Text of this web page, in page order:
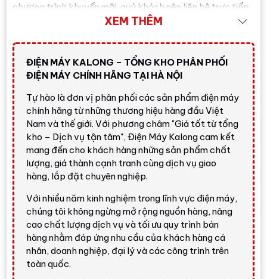
chương trình khuyến mãi, quý khách nên liên hệ trực tiếp
để nhận báo giá mới nhất.
Đánh giá nhanh từ Điện Máy
Kalong
Nhận định nhanh về Toshiba 55Z670RP
Smart Tivi Mini LED Toshiba AI 4K 55 inch
55Z670RPlà lựa chọn đáng cân nhắc nếu bạn
đang tìm một chiếc tivi 55 inch có công nghệ Mini
LED, màu sắc Quantum Dot, tần số quét 144Hz và
mức giá dễ tiếp cận. So với tivi LED phổ thông,
model này nổi bật hơn nhờMini LED,Quantum
Dot Color,Full Array Local Dimming,REGZA
Engine ZRi,AI Picture Optimizer,AI 4K Clarity
Dolby Vision IQ vàFreeSync Premium.
Điểm mạnh:
XEM THÊM
ĐIỆN MÁY KALONG – TỔNG KHO PHÂN PHỐI
ĐIỆN MÁY CHÍNH HÃNG TẠI HÀ NỘI
Tự hào là đơn vị phân phối các sản phẩm điện máy
chính hãng từ những thương hiệu hàng đầu Việt
Nam và thế giới. Với phương châm "Giá tốt từ tổng
kho – Dịch vụ tận tâm", Điện Máy Kalong cam kết
mang đến cho khách hàng những sản phẩm chất
lượng, giá thành cạnh tranh cùng dịch vụ giao
hàng, lắp đặt chuyên nghiệp.
Với nhiều năm kinh nghiệm trong lĩnh vực điện máy,
chúng tôi không ngừng mở rộng nguồn hàng, nâng
cao chất lượng dịch vụ và tối ưu quy trình bán
hàng nhằm đáp ứng nhu cầu của khách hàng cá
nhân, doanh nghiệp, đại lý và các công trình trên
toàn quốc.